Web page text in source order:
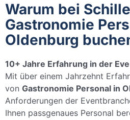
Warum bei
Gastronomie
Oldenburg
10+ Jahre Erfahrung in der
Mit über einem Jahrzehnt
von Gastronomie Personal in
Anforderungen der
Ihnen passgenaues Personal